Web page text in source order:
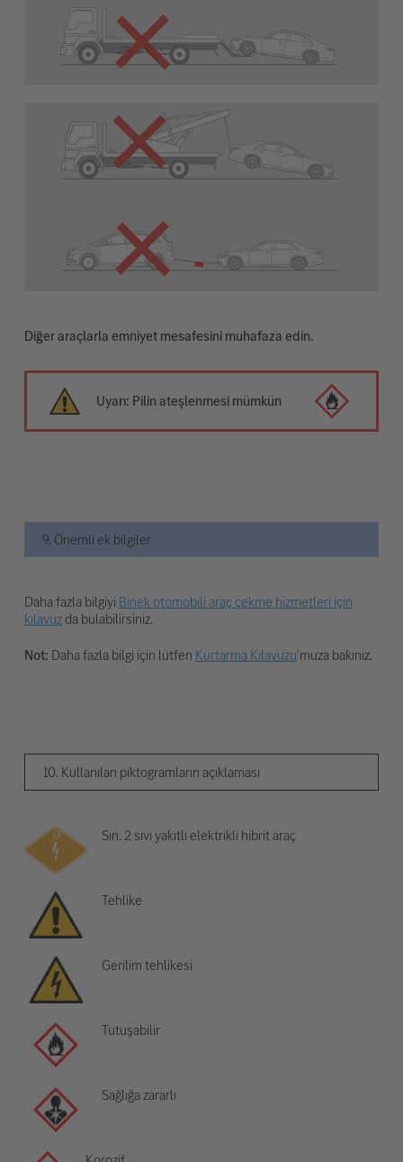
Diğer araçlarla emniyet mesafesini muhafaza edin.
Uyarı: Pilin ateşlenmesi mümkün
9. Önemli ek bilgiler
Daha fazla bilgiyi Binek otomobili araç çekme hizmetleri için
kılavuzda bulabilirsiniz.
Not: Daha fazla bilgi için lütfen Kurtarma Kılavuzu'muza bakınız.
10. Kullanılan piktogramların açıklaması
Sın. 2 sıvı yakıtlı elektrikli hibrit araç
Tehlike
Gerilim tehlikesi
Tutuşabilir
Sağlığa zararlı